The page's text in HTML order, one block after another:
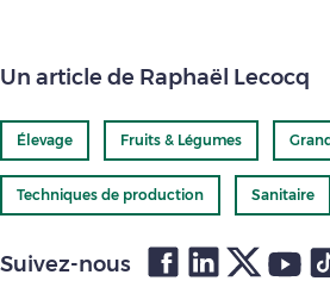
Un article de Raphaël Lecocq
Élevage Fruits & Légumes
Techniques de production Sanitaire
Suivez-nous